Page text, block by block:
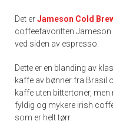
Det erJameson Cold
coffeefavoritten Jameson
ved siden av espresso.
Dette er en blanding av
kaffe av bønner fra Brasil
kaffe uten bittertoner,
fyldig og mykere irish
som er helt tørr.